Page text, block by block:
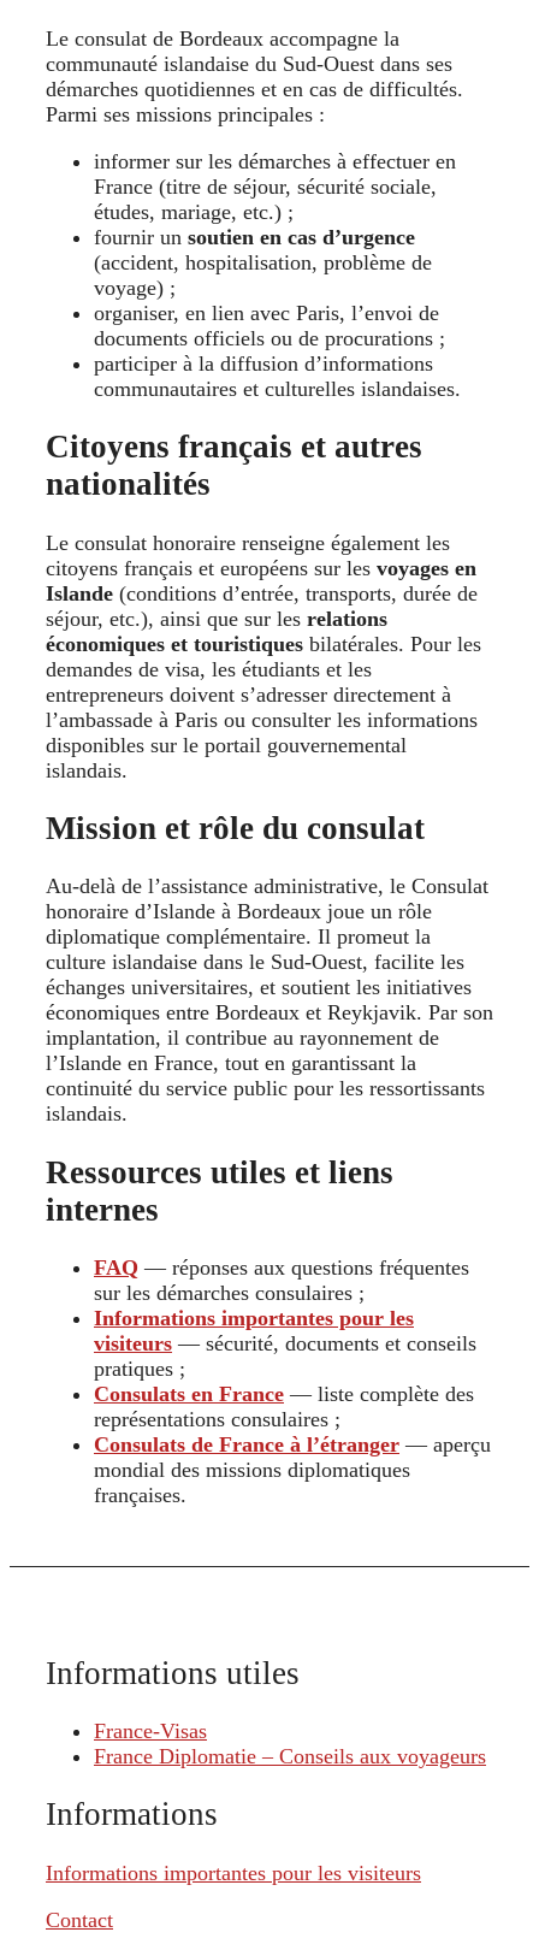
Le consulat de Bordeaux accompagne la
communauté islandaise du Sud-Ouest dans ses
démarches quotidiennes et en cas de difficultés.
Parmi ses missions principales :
informer sur les démarches à effectuer en
France (titre de séjour, sécurité sociale,
études, mariage, etc.) ;
fournir un soutien en cas d’urgence
(accident, hospitalisation, problème de
voyage) ;
organiser, en lien avec Paris, l’envoi de
documents officiels ou de procurations ;
participer à la diffusion d’informations
communautaires et culturelles islandaises.
Citoyens français et autres
nationalités
Le consulat honoraire renseigne également les
citoyens français et européens sur les voyages en
Islande (conditions d’entrée, transports, durée de
séjour, etc.), ainsi que sur les relations
économiques et touristiques bilatérales. Pour les
demandes de visa, les étudiants et les
entrepreneurs doivent s’adresser directement à
l’ambassade à Paris ou consulter les informations
disponibles sur le portail gouvernemental
islandais.
Mission et rôle du consulat
Au-delà de l’assistance administrative, le Consulat
honoraire d’Islande à Bordeaux joue un rôle
diplomatique complémentaire. Il promeut la
culture islandaise dans le Sud-Ouest, facilite les
échanges universitaires, et soutient les initiatives
économiques entre Bordeaux et Reykjavik. Par son
implantation, il contribue au rayonnement de
l’Islande en France, tout en garantissant la
continuité du service public pour les ressortissants
islandais.
Ressources utiles et liens
internes
FAQ — réponses aux questions fréquentes
sur les démarches consulaires ;
Informations importantes pour les
visiteurs — sécurité, documents et conseils
pratiques ;
Consulats en France — liste complète des
représentations consulaires ;
Consulats de France à l’étranger — aperçu
mondial des missions diplomatiques
françaises.
Informations utiles
France-Visas
France Diplomatie – Conseils aux voyageurs
Informations
Informations importantes pour les visiteurs
Contact